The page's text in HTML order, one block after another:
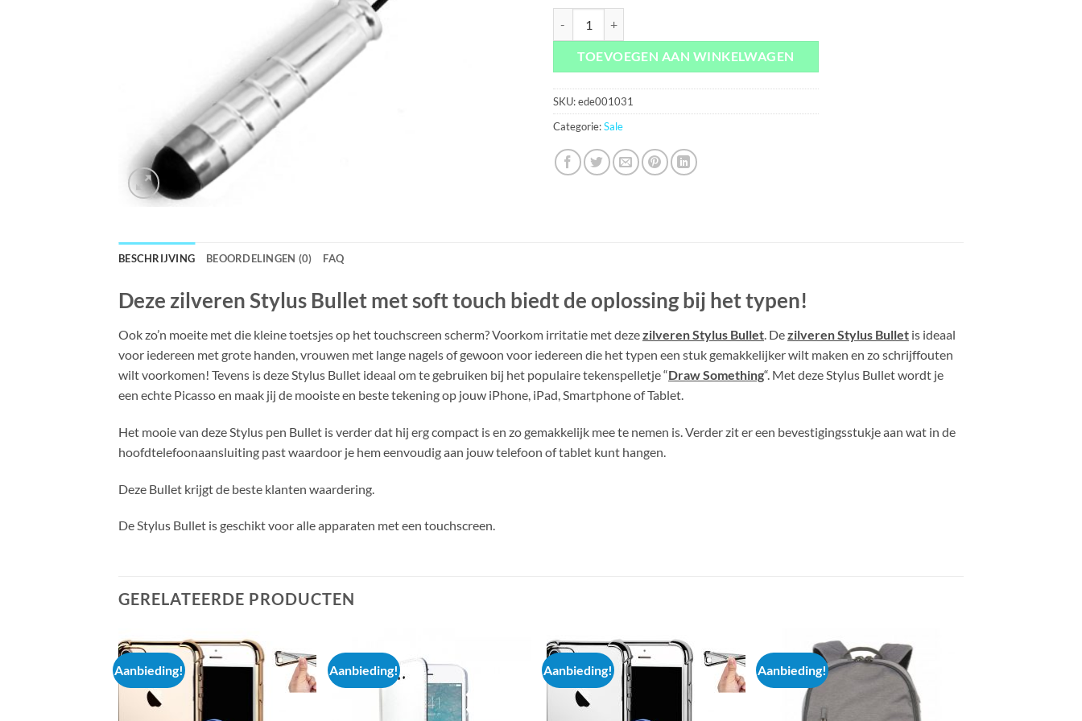
TOEVOEGEN AAN WINKELWAGEN
SKU:ede001031
Categorie:Sale
BESCHRIJVING BEOORDELINGEN (0) FAQ
Deze zilveren Stylus Bullet met soft touch biedt de oplossing bij het typen!
Ook zo’n moeite met die kleine toetsjes op het touchscreen scherm? Voorkom irritatie met dezezilveren Stylus Bullet. Dezilveren Stylus Bullet is ideaal
voor iedereen met grote handen, vrouwen met lange nagels of gewoon voor iedereen die het typen een stuk gemakkelijker wilt maken en zo schrijffouten
wilt voorkomen! Tevens is deze Stylus Bullet ideaal om te gebruiken bij het populaire tekenspelletje “Draw Something“. Met deze Stylus Bullet wordt je
een echte Picasso en maak jij de mooiste en beste tekening op jouw iPhone, iPad, Smartphone of Tablet.
Het mooie van deze Stylus pen Bullet is verder dat hij erg compact is en zo gemakkelijk mee te nemen is. Verder zit er een bevestigingsstukje aan wat in de
hoofdtelefoonaansluiting past waardoor je hem eenvoudig aan jouw telefoon of tablet kunt hangen.
Deze Bullet krijgt de beste klanten waardering.
De Stylus Bullet is geschikt voor alle apparaten met een touchscreen.
GERELATEERDE PRODUCTEN
Aanbieding! Aanbieding! Aanbieding! Aanbieding!